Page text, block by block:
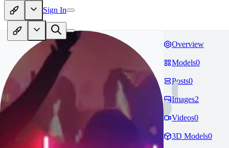
Sign In
Overview
Models0
Posts0
Images2
Videos0
3D Models0